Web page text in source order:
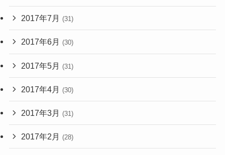
2017年7月 (31)
2017年6月 (30)
2017年5月 (31)
2017年4月 (30)
2017年3月 (31)
2017年2月 (28)